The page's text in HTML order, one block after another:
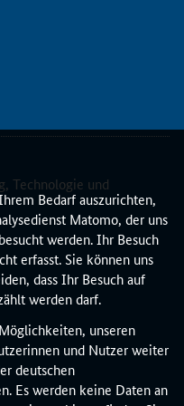
Bedarf auszurichten,
Matomo, der uns
werden. Ihr Besuch
erfasst. Sie können uns
dass Ihr Besuch auf
werden darf.
unseren
und Nutzer weiter
deutschen
Es werden keine Daten an
Technologie und